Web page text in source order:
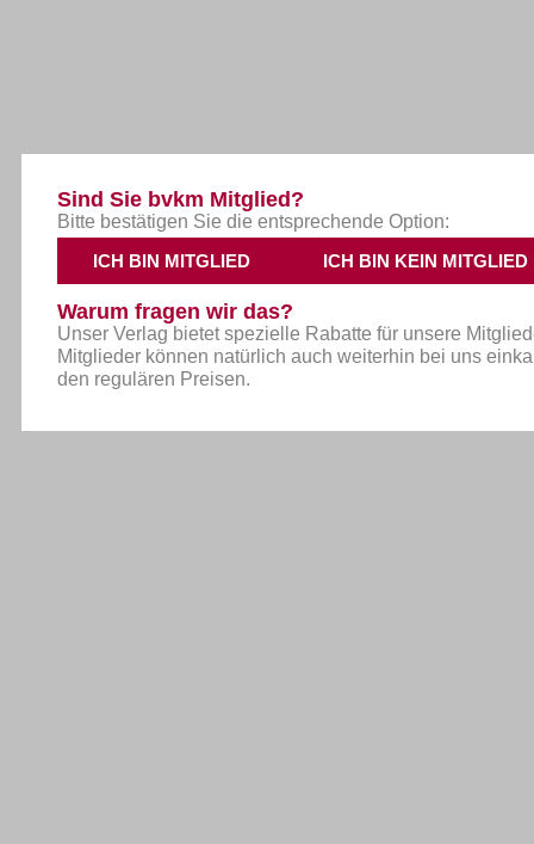
Sind Sie bvkm Mitglied?
Bitte bestätigen Sie die entsprechende Option:
ICH BIN MITGLIED ICH BIN KEIN MITGLIED
Warum fragen wir das?
Unser Verlag bietet spezielle Rabatte für unsere
Mitglieder können natürlich auch weiterhin bei uns
den regulären Preisen.